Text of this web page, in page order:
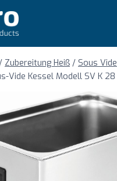
Zubereitung Heiß / Sous Vide
Vide Kessel Modell SV K 28